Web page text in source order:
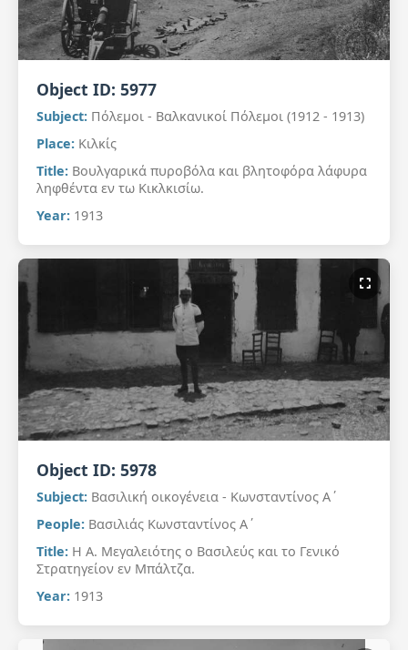
Object ID: 5977
Subject: Πόλεμοι - Βαλκανικοί Πόλεμοι (1912 - 1913)
Place: Κιλκίς
Title: Βουλγαρικά πυροβόλα και βλητοφόρα λάφυρα
ληφθέντα εν τω Κικλκισίω.
Year: 1913
Object ID: 5978
Subject: Βασιλική οικογένεια - Κωνσταντίνος Α΄
People: Βασιλιάς Κωνσταντίνος Α΄
Title: Η Α. Μεγαλειότης ο Βασιλεύς και το Γενικό
Στρατηγείον εν Μπάλτζα.
Year: 1913